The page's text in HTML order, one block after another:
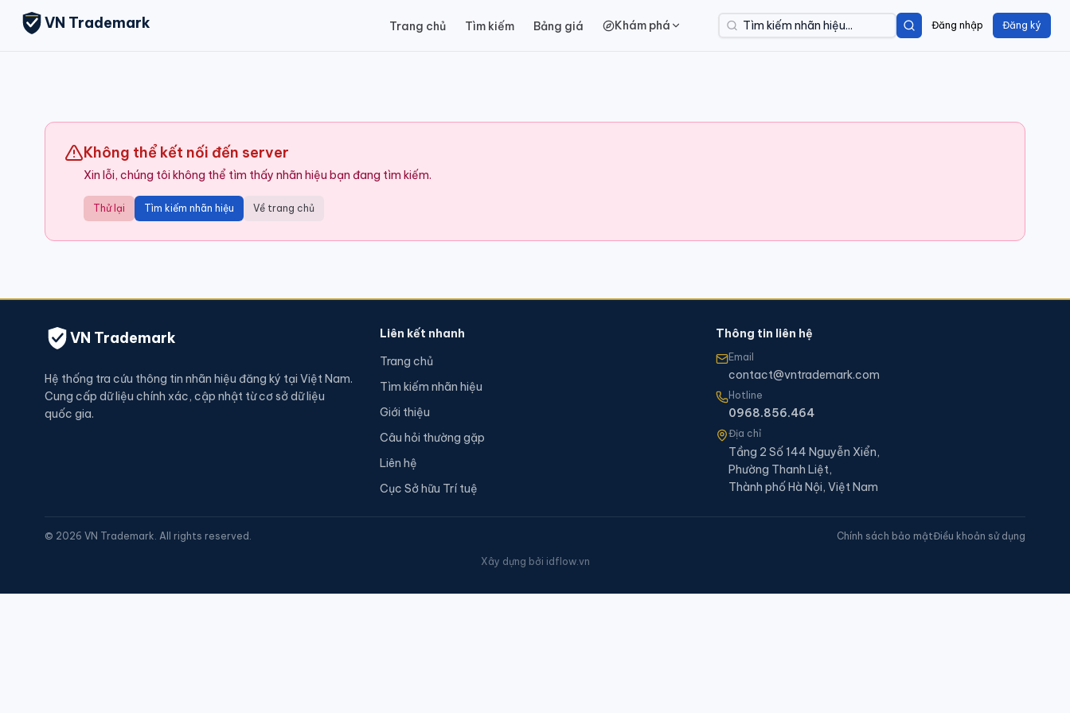
VN Trademark Trang chủ Tìm kiếm Bảng giá Khám phá Đăng nhập Đăng ký
Không thể kết nối đến server
Xin lỗi, chúng tôi không thể tìm thấy nhãn hiệu bạn đang tìm kiếm.
Thử lại Tìm kiếm nhãn hiệu Về trang chủ
VN Trademark
Hệ thống tra cứu thông tin nhãn hiệu đăng ký tại Việt Nam.
Cung cấp dữ liệu chính xác, cập nhật từ cơ sở dữ liệu
quốc gia.
Liên kết nhanh
Trang chủ
Tìm kiếm nhãn hiệu
Giới thiệu
Câu hỏi thường gặp
Liên hệ
Cục Sở hữu Trí tuệ
Thông tin liên hệ
Email
contact@vntrademark.com
Hotline
0968.856.464
Địa chỉ
Tầng 2 Số 144 Nguyễn Xiển,
Phường Thanh Liệt,
Thành phố Hà Nội, Việt Nam
© 2026 VN Trademark. All rights reserved. Chính sách bảo mậtĐiều khoản sử dụng
Xây dựng bởi idflow.vn